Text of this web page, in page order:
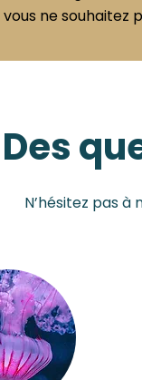
vous ne souhaitez
Des
N’hésitez pas